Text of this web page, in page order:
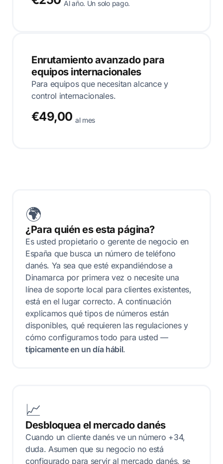
Al año. Un solo pago.
Enrutamiento avanzado para
equipos internacionales
Para equipos que necesitan alcance y
control internacionales.
€49,00 al mes
🌍
¿Para quién es esta página?
Es usted propietario o gerente de negocio en
España que busca un número de teléfono
danés. Ya sea que esté expandiéndose a
Dinamarca por primera vez o necesite una
línea de soporte local para clientes existentes,
está en el lugar correcto. A continuación
explicamos qué tipos de números están
disponibles, qué requieren las regulaciones y
cómo configuramos todo para usted —
típicamente en un día hábil.
📈
Desbloquea el mercado danés
Cuando un cliente danés ve un número +34,
duda. Asumen que su negocio no está
configurado para servir al mercado danés, se